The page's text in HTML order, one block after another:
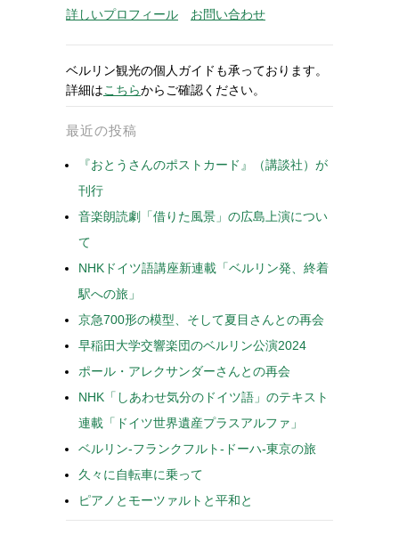
詳しいプロフィール お問い合わせ
ベルリン観光の個人ガイドも承っております。
詳細はこちらからご確認ください。
最近の投稿
『おとうさんのポストカード』（講談社）が
刊行
音楽朗読劇「借りた風景」の広島上演につい
て
NHKドイツ語講座新連載「ベルリン発、終着
駅への旅」
京急700形の模型、そして夏目さんとの再会
早稲田大学交響楽団のベルリン公演2024
ポール・アレクサンダーさんとの再会
NHK「しあわせ気分のドイツ語」のテキスト
連載「ドイツ世界遺産プラスアルファ」
ベルリン-フランクフルト-ドーハ-東京の旅
久々に自転車に乗って
ピアノとモーツァルトと平和と